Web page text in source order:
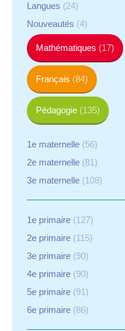
Langues (24)
Nouveautés (4)
Mathématiques (17)
Français (84)
Pédagogie (135)
1e maternelle (56)
2e maternelle (81)
3e maternelle (108)
1e primaire (127)
2e primaire (115)
3e primaire (90)
4e primaire (90)
5e primaire (91)
6e primaire (86)